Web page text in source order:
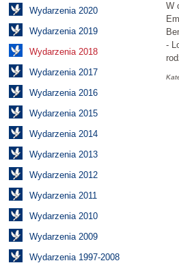
Wydarzenia 2020
Wydarzenia 2019
Wydarzenia 2018
Wydarzenia 2017
Wydarzenia 2016
Wydarzenia 2015
Wydarzenia 2014
Wydarzenia 2013
Wydarzenia 2012
Wydarzenia 2011
Wydarzenia 2010
Wydarzenia 2009
Wydarzenia 1997-2008
W
-